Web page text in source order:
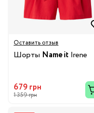
Оставить отзыв
Шорты Name it Irene
679 грн
1 359 грн